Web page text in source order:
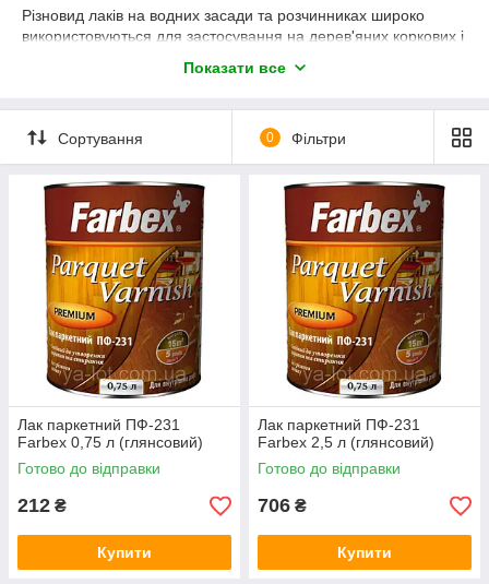
Різновид лаків на водних засади та розчинниках широко
використовуються для застосування на дерев'яних коркових і
Спільне використання ґрунтів і лаків здійснює максимальний
ступінь захисту від стирання,подряпин, а так само впливу
хімікатів, води і бруду.
Компанії займають лідерство серед виробників завдяки
високій якості продукту і використання нових технологій.
Показати все
Сортування 0 Фільтри
Лак паркетний ПФ-231
Farbex 0,75 л (глянсовий)
Готово до відправки
212 ₴
Купити
Лак паркетний ПФ-231
Farbex 2,5 л (глянсовий)
Готово до відправки
706 ₴
Купити